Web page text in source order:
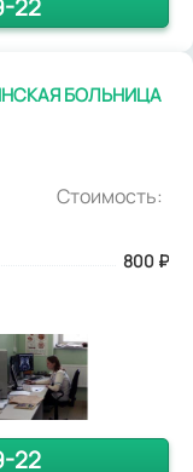
22
БОЛЬНИЦА
Стоимость:
800 ₽
22